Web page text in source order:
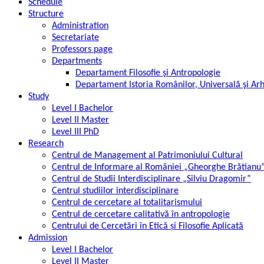
Schedule
Structure
Administration
Secretariate
Professors page
Departments
Departament Filosofie şi Antropologie
Departament Istoria Românilor, Universală şi
Study
Level I Bachelor
Level II Master
Level III PhD
Research
Centrul de Management al Patrimoniului Cultural
Centrul de Informare al României „Gheorghe Brătianu”
Centrul de Studii Interdisciplinare „Silviu Dragomir”
Centrul studiilor interdisciplinare
Centrul de cercetare al totalitarismului
Centrul de cercetare calitativă în antropologie
Centrului de Cercetări în Etică și Filosofie Aplicată
Admission
Level I Bachelor
Level II Master